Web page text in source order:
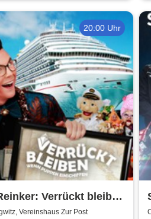
20:00 Uhr
Verrückt bleiben
Puppen einschiffen
Vereinshaus Zur Post